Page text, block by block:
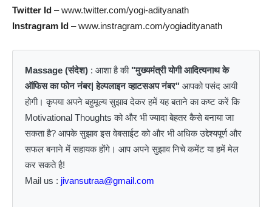
Twitter Id – www.twitter.com/yogi-adityanath
Instragram Id – www.instragram.com/yogiadityanath
Massage (संदेश) : आशा है की "मुख्यमंत्री योगी आदित्यनाथ के
ऑफिस का फोन नंबर| हेल्पलाइन व्हाटसअप नंबर" आपको पसंद आयी
होगी। कृपया अपने बहुमूल्य सुझाव देकर हमें यह बताने का कष्ट करें कि
Motivational Thoughts को और भी ज्यादा बेहतर कैसे बनाया जा
सकता है? आपके सुझाव इस वेबसाईट को और भी अधिक उद्देश्यपूर्ण और
सफल बनाने में सहायक होंगे। आप अपने सुझाव निचे कमेंट या हमें मेल
कर सकते है!
Mail us : jivansutraa@gmail.com